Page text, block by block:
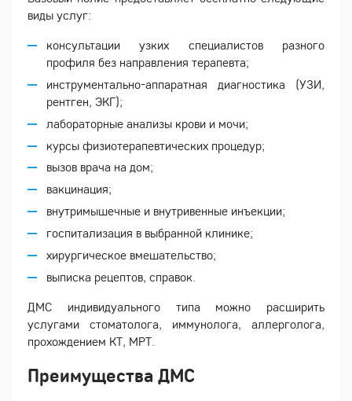
виды услуг:
консультации узких специалистов разного
профиля без направления терапевта;
инструментально-аппаратная диагностика (УЗИ,
рентген, ЭКГ);
лабораторные анализы крови и мочи;
курсы физиотерапевтических процедур;
вызов врача на дом;
вакцинация;
внутримышечные и внутривенные инъекции;
госпитализация в выбранной клинике;
хирургическое вмешательство;
выписка рецептов, справок.
ДМС индивидуального типа можно расширить
услугами стоматолога, иммунолога, аллерголога,
прохождением КТ, МРТ.
Преимущества ДМС